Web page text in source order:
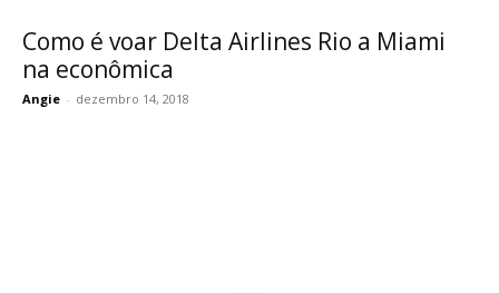
Como é voar Delta Airlines Rio a Miami
na econômica
Angie - dezembro 14, 2018